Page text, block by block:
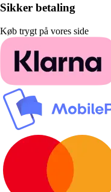
Sikker betaling
Køb trygt på vores side